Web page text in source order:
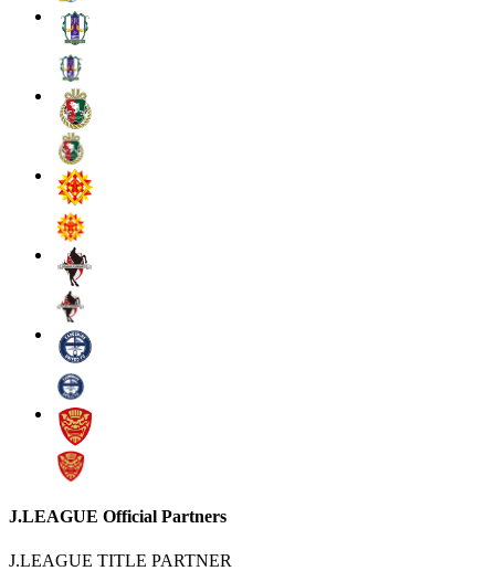
J.LEAGUE Official Partners
J.LEAGUE TITLE PARTNER